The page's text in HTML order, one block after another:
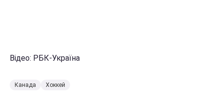
Відео: РБК-Україна
Канада Хоккей